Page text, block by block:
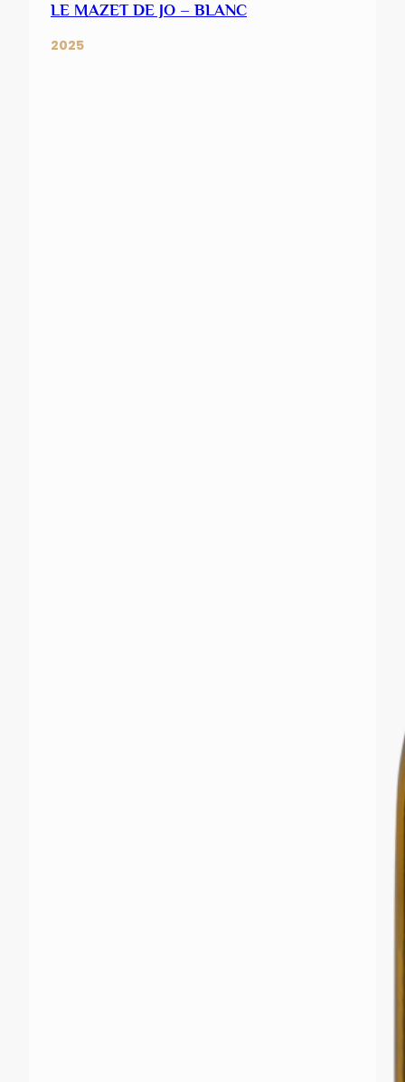
LE MAZET DE JO – BLANC
2025